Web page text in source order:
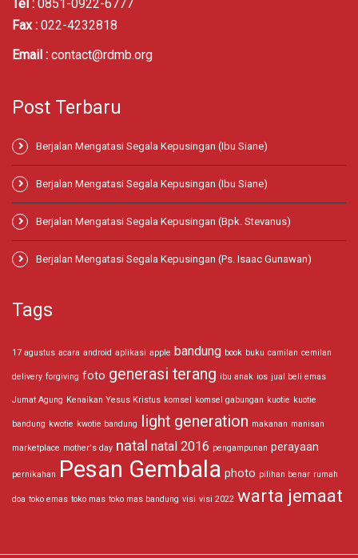
Tel : 0851-0922-6777
Fax : 022-4232818
Email : contact@rdmb.org
Post Terbaru
Berjalan Mengatasi Segala Kepusingan (Ibu Siane)
Berjalan Mengatasi Segala Kepusingan (Ibu Siane)
Berjalan Mengatasi Segala Kepusingan (Bpk. Stevanus)
Berjalan Mengatasi Segala Kepusingan (Ps. Isaac Gunawan)
Tags
17 agustus acara android aplikasi apple bandung book buku camilan cemilan
delivery forgiving foto generasi terang ibu anak ios jual beli emas
Jumat Agung Kenaikan Yesus Kristus komsel komsel gabungan kuotie kuotie
bandung kwotie kwotie bandung light generation makanan manisan
marketplace mother's day natal natal 2016 pengampunan perayaan
pernikahan Pesan Gembala photo pilihan benar rumah
doa toko emas toko mas toko mas bandung visi visi 2022 warta jemaat